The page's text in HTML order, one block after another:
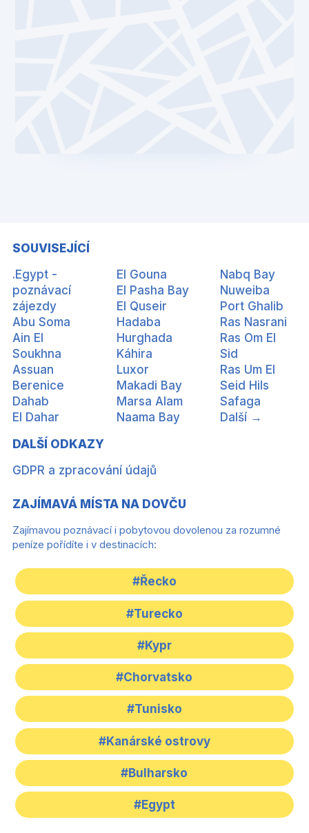
SOUVISEJÍCÍ
.Egypt -
poznávací
zájezdy
Abu Soma
Ain El
Soukhna
Assuan
Berenice
Dahab
El Dahar
El Gouna
El Pasha Bay
El Quseir
Hadaba
Hurghada
Káhira
Luxor
Makadi Bay
Marsa Alam
Naama Bay
Nabq Bay
Nuweiba
Port Ghalib
Ras Nasrani
Ras Om El
Sid
Ras Um El
Seid Hils
Safaga
Další →
DALŠÍ ODKAZY
GDPR a zpracování údajů
ZAJÍMAVÁ MÍSTA NA DOVČU
Zajímavou poznávací i pobytovou dovolenou za rozumné
peníze pořídíte i v destinacích:
#Řecko
#Turecko
#Kypr
#Chorvatsko
#Tunisko
#Kanárské ostrovy
#Bulharsko
#Egypt